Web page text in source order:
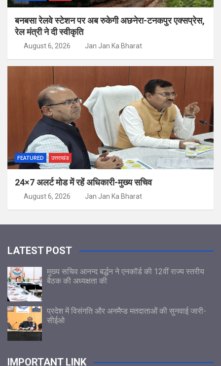
बनबसा रेलवे स्टेशन पर अब रुकेगी अछनेरा-टनकपुर एक्सप्रेस,
रेल मंत्री ने दी स्वीकृति
August 6, 2026 Jan Jan Ka Bharat
FEATURED उत्तराखंड
24×7 अलर्ट मोड में रहें अधिकारी-मुख्य सचिव
August 6, 2026 Jan Jan Ka Bharat
LATEST POST
मुख्य सचिव आनन्द बर्द्धन ने एनकॉर्ड की 12वीं राज्य स्तरीय
बैठक की अध्यक्षता की
प्रदेश में विसंगति और अनमैप्ड मतदाताओं की सुनवाई जारी-
सीईओ
IMPORTANT LINK